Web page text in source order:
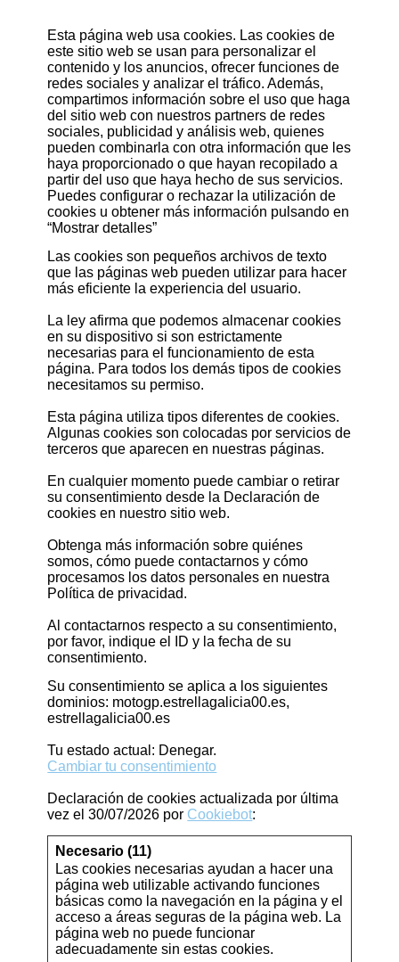
Esta página web usa cookies. Las cookies de
este sitio web se usan para personalizar el
contenido y los anuncios, ofrecer funciones de
redes sociales y analizar el tráfico. Además,
compartimos información sobre el uso que haga
del sitio web con nuestros partners de redes
sociales, publicidad y análisis web, quienes
pueden combinarla con otra información que les
haya proporcionado o que hayan recopilado a
partir del uso que haya hecho de sus servicios.
Puedes configurar o rechazar la utilización de
cookies u obtener más información pulsando en
“Mostrar detalles”
Las cookies son pequeños archivos de texto
que las páginas web pueden utilizar para hacer
más eficiente la experiencia del usuario.
La ley afirma que podemos almacenar cookies
en su dispositivo si son estrictamente
necesarias para el funcionamiento de esta
página. Para todos los demás tipos de cookies
necesitamos su permiso.
Esta página utiliza tipos diferentes de cookies.
Algunas cookies son colocadas por servicios de
terceros que aparecen en nuestras páginas.
En cualquier momento puede cambiar o retirar
su consentimiento desde la Declaración de
cookies en nuestro sitio web.
Obtenga más información sobre quiénes
somos, cómo puede contactarnos y cómo
procesamos los datos personales en nuestra
Política de privacidad.
Al contactarnos respecto a su consentimiento,
por favor, indique el ID y la fecha de su
consentimiento.
Su consentimiento se aplica a los siguientes
dominios: motogp.estrellagalicia00.es,
estrellagalicia00.es
Tu estado actual: Denegar.
Cambiar tu consentimiento
Declaración de cookies actualizada por última
vez el 30/07/2026 por Cookiebot:
Necesario (11)
Las cookies necesarias ayudan a hacer una
página web utilizable activando funciones
básicas como la navegación en la página y el
acceso a áreas seguras de la página web. La
página web no puede funcionar
adecuadamente sin estas cookies.